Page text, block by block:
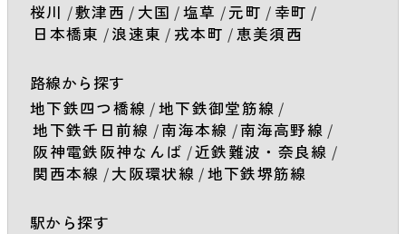
桜川 /敷津西 / 大国 /塩草 /元町 / 幸町 /
日本橋東 /浪速東 / 戎本町 /恵美須西
路線から探す
地下鉄四つ橋線 /地下鉄御堂筋線 /
地下鉄千日前線 /南海本線 /南海高野線 /
阪神電鉄阪神なんば /近鉄難波・奈良線 /
関西本線 /大阪環状線 /地下鉄堺筋線
駅から探す